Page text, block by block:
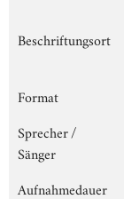
Beschriftungsort
Format
Sprecher /
Sänger
Aufnahmedauer